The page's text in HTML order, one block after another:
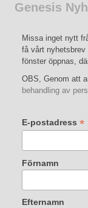
Genesis
Missa inget nytt
få vårt nyhetsbrev
fönster öppnas,
OBS, Genom att
behandling av
E-postadress *
Förnamn
Efternamn